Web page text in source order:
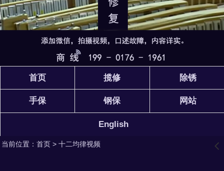
首页 揽修 除锈
手保 钢保 网站
English
当前位置： 首页> 十二均律视频 󰊒